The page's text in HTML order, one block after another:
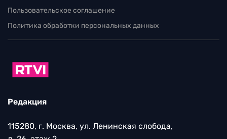
Пользовательское соглашение
Политика обработки персональных данных
Редакция
115280, г. Москва, ул. Ленинская слобода,